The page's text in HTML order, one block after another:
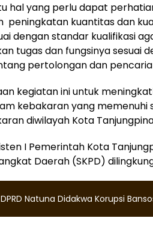
hal yang perlu dapat
peningkatan kuantitas dan
dengan standar kualifikasi
tugas dan fungsinya sesuai
pertolongan dan
kegiatan ini untuk
kebakaran yang memenuhi
diwilayah Kota
I Pemerintah Kota
Daerah (SKPD)
Natuna Didakwa Korupsi